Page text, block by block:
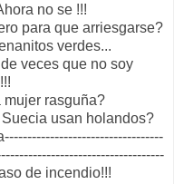
no se !!!
para que arriesgarse?
verdes...
veces que no soy
rasguña?
usan holandos?
de incendio!!!